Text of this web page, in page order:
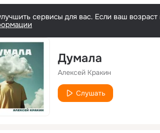
сервисы для вас. Если ваш
Думала
Алексей Кракин
Слушать